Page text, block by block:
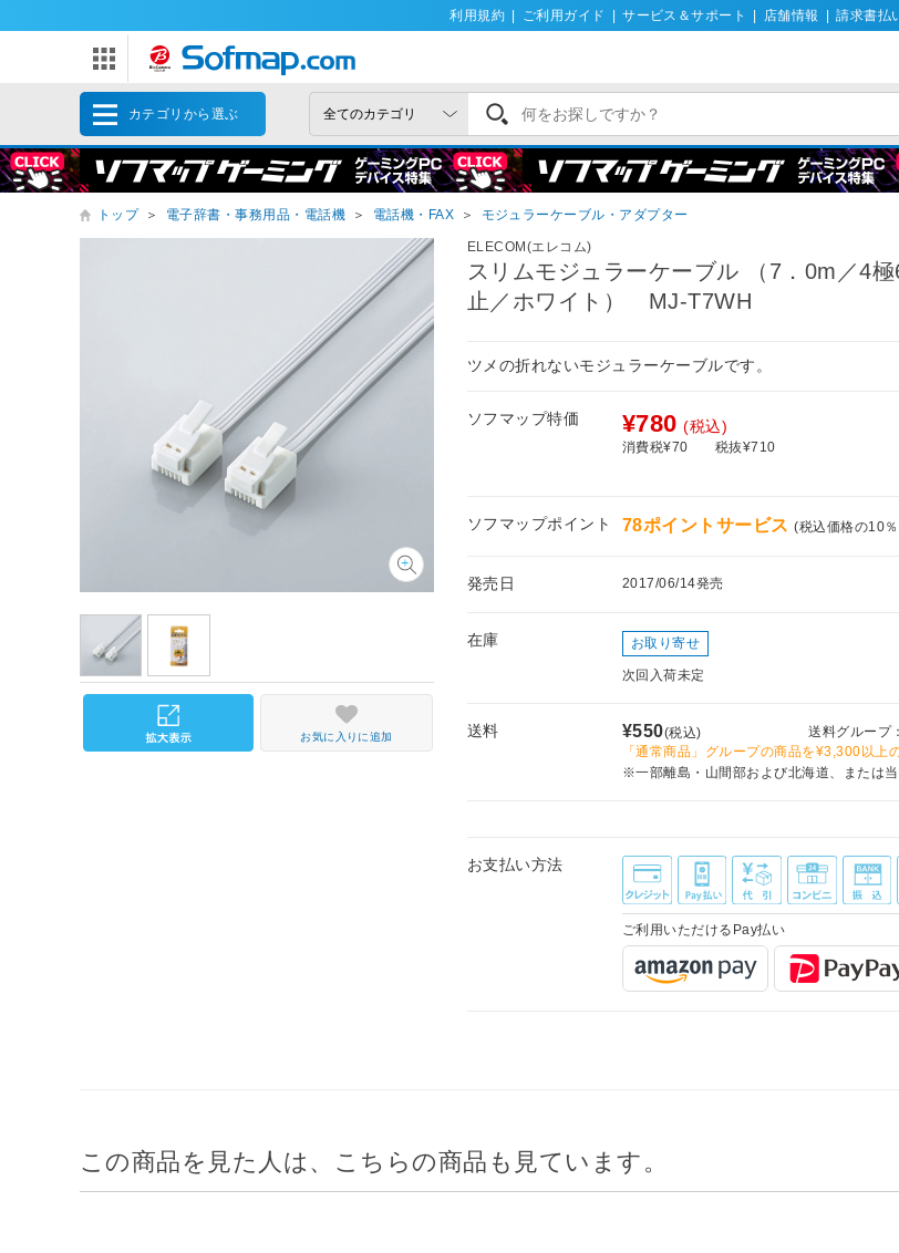
利用規約 ご利用ガイド サービス＆サポート 店舗情報 請求書払
カテゴリから選ぶ
トップ ＞ 電子辞書・事務用品・電話機 ＞ 電話機・FAX ＞ モジュラーケーブル・アダプター
ELECOM(エレコム)
スリムモジュラーケーブル （7．0m／4
止／ホワイト） MJ-T7WH
ツメの折れないモジュラーケーブルです。
ソフマップ特価 ¥780 (税込)
消費税¥70 税抜¥710
ソフマップポイント 78ポイントサービス(税込価格の10
発売日 2017/06/14発売
在庫 お取り寄せ
次回入荷未定
送料 ¥550(税込) 送料グループ：
「通常商品」グループの商品を¥3,300以上
※一部離島・山間部および北海道、または当
お支払い方法
ご利用いただけるPay払い
お気に入りに追加
この商品を見た人は、こちらの商品も見ています。